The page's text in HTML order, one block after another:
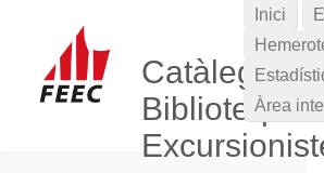
Catàleg
Biblioteques
Inici
Àrea